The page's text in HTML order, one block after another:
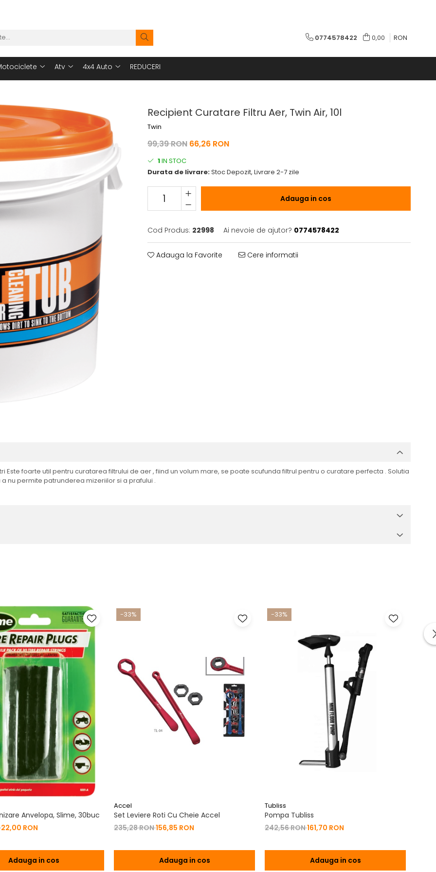
0774578422 0,00 RON
Atv 4x4 Auto REDUCERI
Recipient Curatare Filtru Aer, Twin Air, 10l
Twin
99,39 RON 66,26 RON
1IN STOC
Durata de livrare:Stoc Depozit, Livrare 2-7 zile
Adauga in cos
Cod Produs: 22998 Ai nevoie de ajutor? 0774578422
Adauga la Favorite Cere informatii
Este foarte util pentru curatarea filtrului de aer , fiind un volum mare, se poate scufunda filtrul pentru o curatare perfecta . Solutia
nu permite patrunderea mizeriilor si a prafului .
Anvelopa, Slime, 30buc
22,00 RON
Adauga in cos
-33%
Accel
Set Leviere Roti Cu Cheie Accel
235,28 RON156,85 RON
Adauga in cos
-33%
Tubliss
Pompa Tubliss
242,56 RON161,70 RON
Adauga in cos